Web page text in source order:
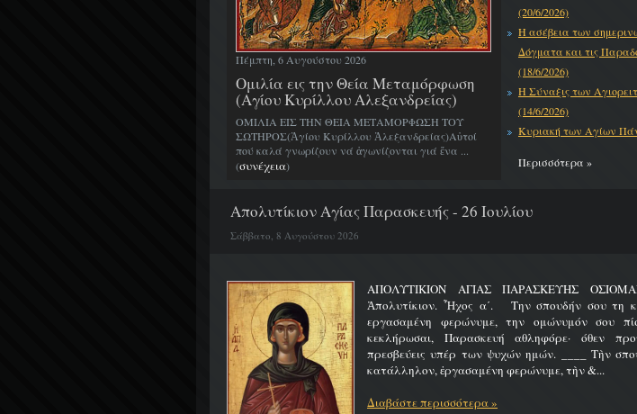
Πέμπτη, 6 Αυγούστου 2026
Ομιλία εις την Θεία Μεταμόρφωση
(Αγίου Κυρίλλου Αλεξανδρείας)
ΟΜΙΛΙΑ ΕΙΣ ΤΗΝ ΘΕΙΑ ΜΕΤΑΜΟΡΦΩΣΗ ΤΟΥ
ΣΩΤΗΡΟΣ(Ἁγίου Κυρίλλου Ἀλεξανδρείας)Αὐτοί
πού καλά γνωρίζουν νά ἀγωνίζονται γιά ἕνα ...
(συνέχεια)
(20/6/2026)
Η ασέβεια των
Δόγματα και τις
(18/6/2026)
Η Σύναξις των
(14/6/2026)
Κυριακή των Αγίων
Περισσότερα »
Απολυτίκιον Αγίας Παρασκευής - 26 Ιουλίου
Σάββατο, 8 Αυγούστου 2026
ΑΠΟΛΥΤΙΚΙΟΝ ΑΓΙΑΣ ΠΑΡΑΣΚΕΥΗΣ
Ἀπολυτίκιον. Ἦχος α΄. Την σπουδήν σου τη
εργασαμένη φερώνυμε, την ομώνυμόν σου
κεκλήρωσαι, Παρασκευή αθληφόρε· όθεν
πρεσβεύεις υπέρ των ψυχών ημών. ____ Τὴν
κατάλληλον, ἐργασαμένη φερώνυμε, τὴν &...
Διαβάστε περισσότερα »